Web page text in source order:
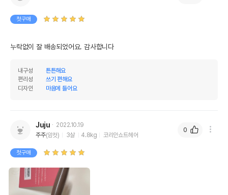
첫구매
누락없이 잘 배송되었어요. 감사합니다
내구성
튼튼해요
편리성
쓰기 편해요
디자인
마음에 들어요
Juju
2022.10.19
주주(암컷) 3살 4.8kg 코리안쇼트헤어
첫구매
0